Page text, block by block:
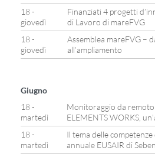
18 -
giovedì
Finanziati 4 progetti
di Lavoro di mareFVG
18 -
giovedì
Assemblea mareFVG –
all’ampliamento
Giugno
18 -
martedì
Monitoraggio da remoto
ELEMENTS WORKS,
18 -
martedì
Il tema delle
annuale EUSAIR di